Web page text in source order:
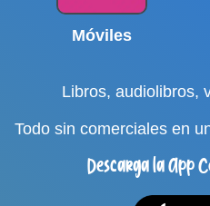
Móviles
Libros, audiolibros,
Todo sin comerciales en
Descarga la App